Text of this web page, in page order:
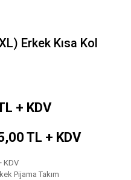
Erkek Kısa Kol
+ KDV
TL + KDV
KDV
Pijama Takım